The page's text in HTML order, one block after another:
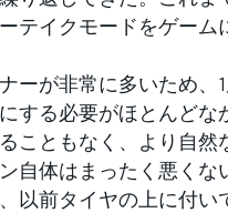
テイクモードをゲー
ーが非常に多いため、
する必要がほとんど
こともなく、より自然
自体はまったく悪く
以前タイヤの上に付い